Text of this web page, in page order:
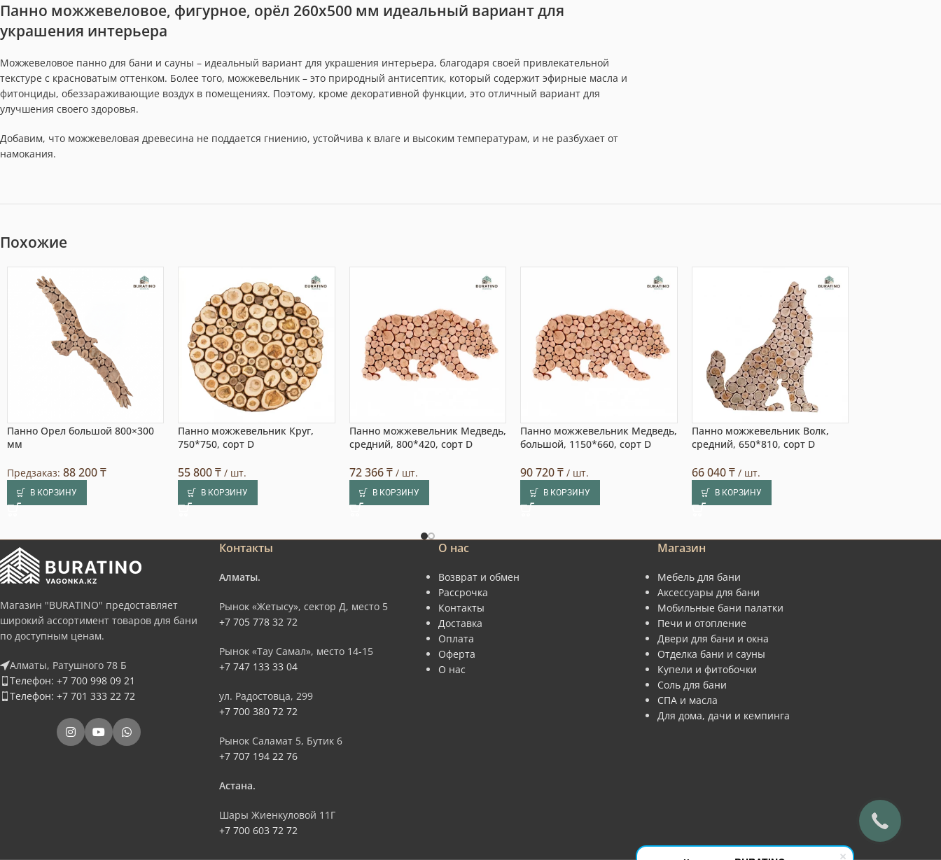
Панно можжевеловое, фигурное, орёл 260х500 мм идеальный вариант для
украшения интерьера
Можжевеловое панно для бани и сауны – идеальный вариант для украшения интерьера, благодаря своей привлекательной
текстуре с красноватым оттенком. Более того, можжевельник – это природный антисептик, который содержит эфирные масла и
фитонциды, обеззараживающие воздух в помещениях. Поэтому, кроме декоративной функции, это отличный вариант для
улучшения своего здоровья.
Добавим, что можжевеловая древесина не поддается гниению, устойчива к влаге и высоким температурам, и не разбухает от
намокания.
Похожие
Панно Орел большой 800×300
мм
Предзаказ: 88 200₸
В КОРЗИНУ
Панно можжевельник Круг,
750*750, сорт D
55 800₸ / шт.
В КОРЗИНУ
Панно можжевельник Медведь,
средний, 800*420, сорт D
72 366₸/ шт.
В КОРЗИНУ
Панно можжевельник Медведь,
большой, 1150*660, сорт D
90 720₸ / шт.
В КОРЗИНУ
Панно можжевельник Волк,
средний, 650*810, сорт D
66 040₸/ шт.
В КОРЗИНУ
Магазин "BURATINO" предоставляет
широкий ассортимент товаров для бани
по доступным ценам.
Алматы, Ратушного 78 Б
Телефон: +7 700 998 09 21
Телефон: +7 701 333 22 72
Контакты
Алматы.
Рынок «Жетысу», сектор Д, место 5
+7 705 778 32 72
Рынок «Тау Самал», место 14-15
+7 747 133 33 04
ул. Радостовца, 299
+7 700 380 72 72
Рынок Саламат 5, Бутик 6
+7 707 194 22 76
Астана.
Шары Жиенкуловой 11Г
+7 700 603 72 72
О нас
Возврат и обмен
Рассрочка
Контакты
Доставка
Оплата
Оферта
О нас
Магазин
Мебель для бани
Аксессуары для бани
Мобильные бани палатки
Печи и отопление
Двери для бани и окна
Отделка бани и сауны
Купели и фитобочки
Соль для бани
СПА и масла
Для дома, дачи и кемпинга